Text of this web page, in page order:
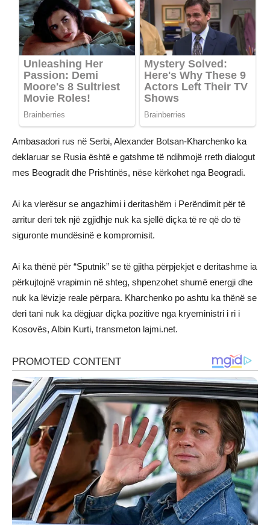
Ambasadori rus në Serbi, Alexander Botsan-Kharchenko ka
deklaruar se Rusia është e gatshme të ndihmojë rreth dialogut
mes Beogradit dhe Prishtinës, nëse kërkohet nga Beogradi.
Ai ka vlerësur se angazhimi i deritashëm i Perëndimit për të
arritur deri tek një zgjidhje nuk ka sjellë diçka të re që do të
siguronte mundësinë e kompromisit.
Ai ka thënë për “Sputnik” se të gjitha përpjekjet e deritashme ia
përkujtojnë vrapimin në shteg, shpenzohet shumë energji dhe
nuk ka lëvizje reale përpara. Kharchenko po ashtu ka thënë se
deri tani nuk ka dëgjuar diçka pozitive nga kryeministri i ri i
Kosovës, Albin Kurti, transmeton lajmi.net.